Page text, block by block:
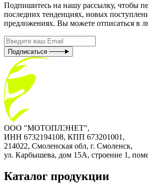
Подпишитесь на нашу рассылку, чтобы
последних тенденциях, новых
предложениях. Вы можете отписаться в
Подписаться
ООО "МОТОПЛЭНЕТ",
ИНН 6732194108, КПП 673201001,
214022, Смоленская обл, г. Смоленск,
ул. Карбышева, дом 15А, строение 1,
Каталог продукции